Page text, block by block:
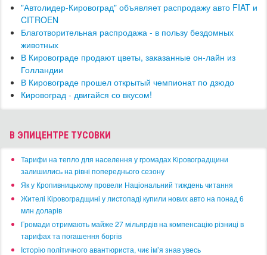
"Автолидер-Кировоград" объявляет распродажу авто FIAT и
CITROEN
Благотворительная распродажа - в пользу бездомных
животных
В Кировограде продают цветы, заказанные он-лайн из
Голландии
В Кировограде прошел открытый чемпионат по дзюдо
Кировоград - двигайся со вкусом!
В ЭПИЦЕНТРЕ ТУСОВКИ
​Тарифи на тепло для населення у громадах Кіровоградщини
залишились на рівні попереднього сезону
​Як у Кропивницькому провели Національний тиждень читання
​Жителі Кіровоградщині у листопаді купили нових авто на понад 6
млн доларів
​Громади отримають майже 27 мільярдів на компенсацію різниці в
тарифах та погашення боргів
Історію політичного авантюриста, чиє ім’я знав увесь